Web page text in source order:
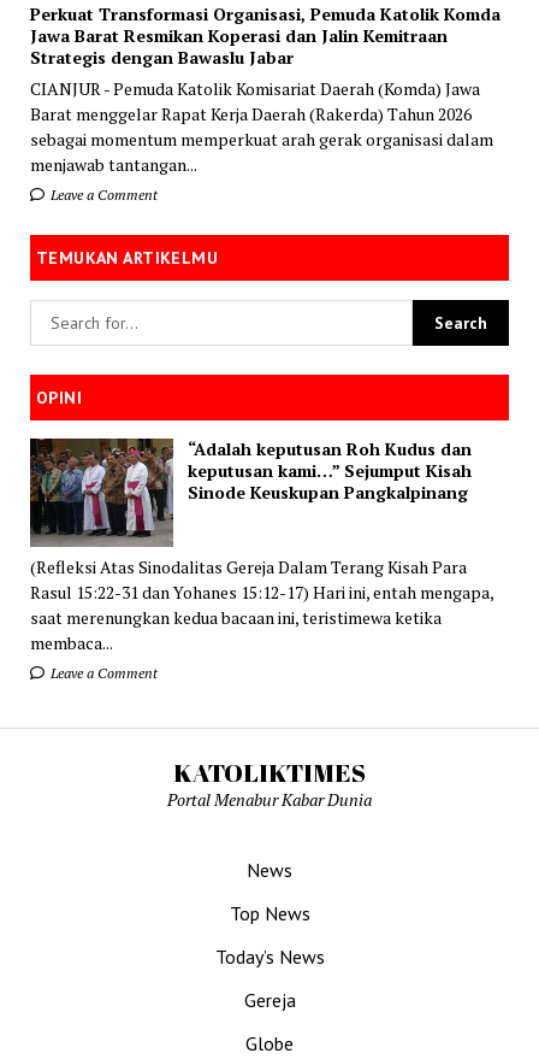
Perkuat Transformasi Organisasi, Pemuda Katolik Komda
Jawa Barat Resmikan Koperasi dan Jalin Kemitraan
Strategis dengan Bawaslu Jabar
CIANJUR - Pemuda Katolik Komisariat Daerah (Komda) Jawa
Barat menggelar Rapat Kerja Daerah (Rakerda) Tahun 2026
sebagai momentum memperkuat arah gerak organisasi dalam
menjawab tantangan...
Leave a Comment
TEMUKAN ARTIKELMU
OPINI
“Adalah keputusan Roh Kudus dan
keputusan kami…” Sejumput Kisah
Sinode Keuskupan Pangkalpinang
(Refleksi Atas Sinodalitas Gereja Dalam Terang Kisah Para
Rasul 15:22-31 dan Yohanes 15:12-17) Hari ini, entah mengapa,
saat merenungkan kedua bacaan ini, teristimewa ketika
membaca...
Leave a Comment
KATOLIKTIMES
Portal Menabur Kabar Dunia
News
Top News
Today’s News
Gereja
Globe